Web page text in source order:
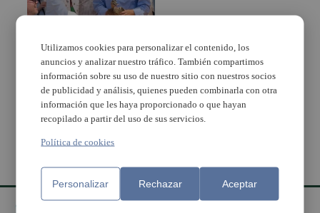
Carlos Mazón participa
en la solta d’aus al Parc
Natural de l’Albufera
Utilizamos cookies para personalizar el contenido, los
anuncios y analizar nuestro tráfico. También compartimos
información sobre su uso de nuestro sitio con nuestros socios
de publicidad y análisis, quienes pueden combinarla con otra
información que les haya proporcionado o que hayan
recopilado a partir del uso de sus servicios.
Política de cookies
Personalizar Rechazar Aceptar